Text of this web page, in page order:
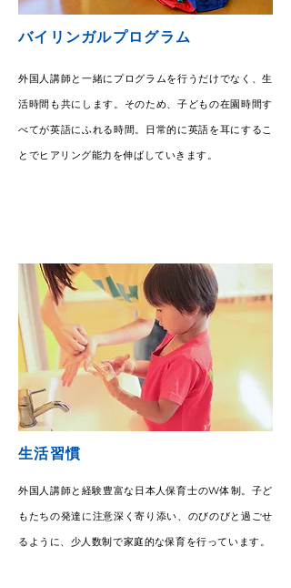
バイリンガルプログラム
外国人講師と一緒にプログラムを行うだけでなく、生
活時間も共にします。そのため、子どもの在園時間す
べてが英語にふれる時間。日常的に英語を耳にするこ
とでヒアリング能力を伸ばしていきます。
生活習慣
外国人講師と経験豊富な日本人保育士のW体制。子ど
もたちの発達に注意深く寄り添い、のびのびと過ごせ
るように、少人数制で家庭的な保育を行っています。